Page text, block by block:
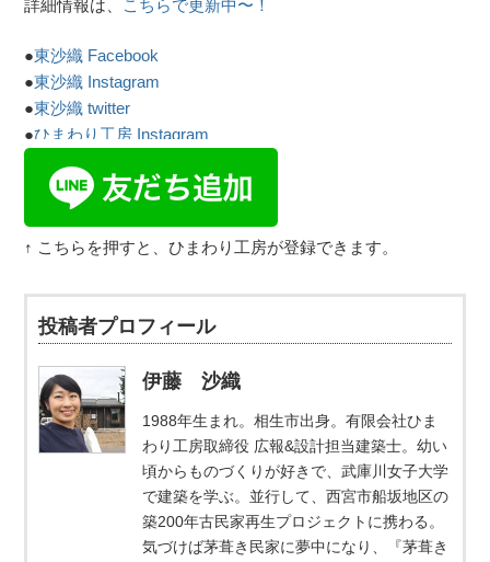
詳細情報は、 こちらで更新中〜！
●東沙織 Facebook
●東沙織 Instagram
●東沙織 twitter
●ひまわり工房 Instagram
↑ こちらを押すと、ひまわり工房が登録できます。
投稿者プロフィール
伊藤 沙織
1988年生まれ。相生市出身。有限会社ひま
わり工房取締役 広報&設計担当建築士。幼い
頃からものづくりが好きで、武庫川女子大学
で建築を学ぶ。並行して、西宮市船坂地区の
築200年古民家再生プロジェクトに携わる。
気づけば茅葺き民家に夢中になり、『茅葺き